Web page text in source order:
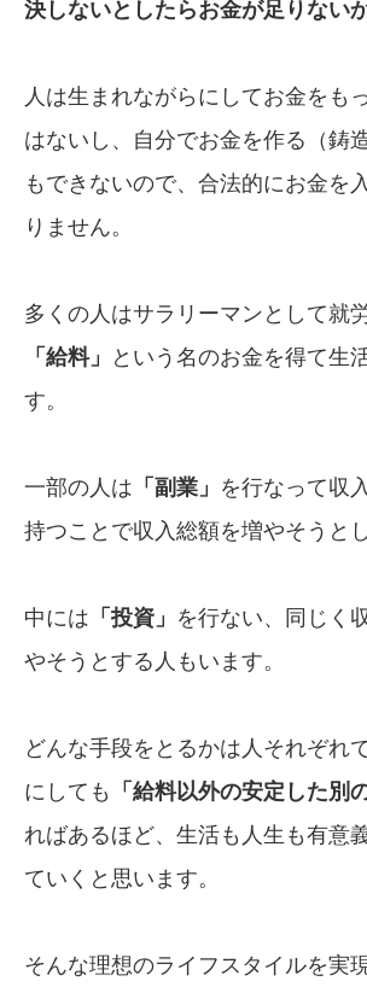
決しないとしたらお金が足りない
人は生まれながらにしてお金をも
はないし、自分でお金を作る（鋳
もできないので、合法的にお金を
りません。
多くの人はサラリーマンとして就
「給料」
という名のお金を得て生
す。
一部の人は 「副業」 を行なって収
持つことで収入総額を増やそうとし
中には 「投資」 を行ない、同じく
やそうとする人もいます。
どんな手段をとるかは人それぞれ
にしても
「給料以外の安定した別
ればあるほど、生活も人生も有意
ていくと思います。
そんな理想のライフスタイルを実